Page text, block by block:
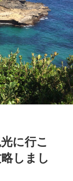
に行こ
しまし